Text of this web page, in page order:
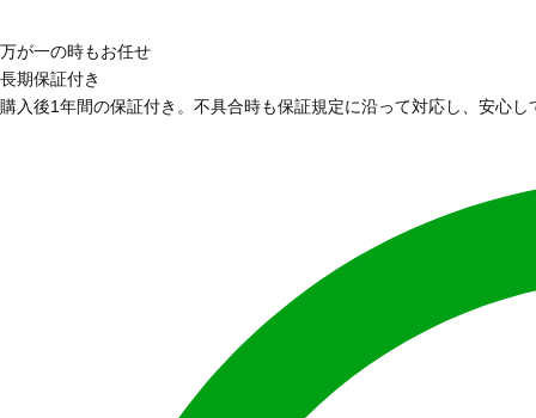
万が一の時もお任せ
長期保証付き
購入後1年間の保証付き。不具合時も保証規定に沿って対応し、安心